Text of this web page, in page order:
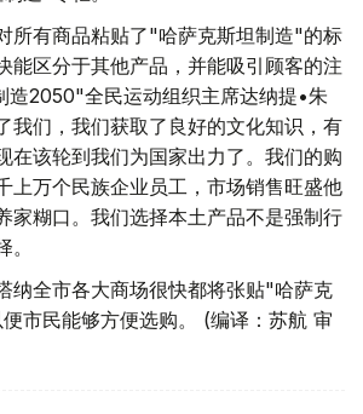
所有商品粘贴了"哈萨克斯坦制造"的标
能区分于其他产品，并能吸引顾客的注
造2050"全民运动组织主席达纳提•朱
我们，我们获取了良好的文化知识，有
在该轮到我们为国家出力了。我们的购
上万个民族企业员工，市场销售旺盛他
家糊口。我们选择本土产品不是强制行
纳全市各大商场很快都将张贴"哈萨克
市民能够方便选购。 (编译：苏航 审